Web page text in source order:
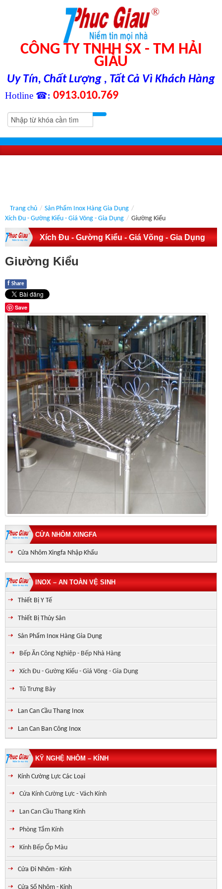
CÔNG TY TNHH SX - TM HẢI
GIÀU
Uy Tín, Chất Lượng , Tất Cả Vì Khách Hàng
Hotline ☎: 0913.010.769
Trang chủ / Sản Phẩm Inox Hàng Gia Dụng /
Xích Đu - Gường Kiểu - Giá Võng - Gia Dụng / Giường Kiểu
Xích Đu - Gường Kiểu - Giá Võng - Gia Dụng
Giường Kiểu
f Share
Save
CỬA NHÔM XINGFA
Cửa Nhôm Xingfa Nhập Khẩu
INOX – AN TOÀN VỆ SINH
Thiết Bị Y Tế
Thiết Bị Thủy Sản
Sản Phẩm Inox Hàng Gia Dụng
Bếp Ăn Công Nghiệp - Bếp Nhà Hàng
Xích Đu - Gường Kiểu - Giá Võng - Gia Dụng
Tủ Trưng Bày
Lan Can Cầu Thang Inox
Lan Can Ban Công Inox
KỸ NGHỆ NHÔM – KÍNH
Kính Cường Lực Các Loại
Cửa Kính Cường Lực - Vách Kính
Lan Can Cầu Thang Kính
Phòng Tắm Kính
Kính Bếp Ốp Màu
Cửa Đi Nhôm - Kính
Cửa Sổ Nhôm - Kính